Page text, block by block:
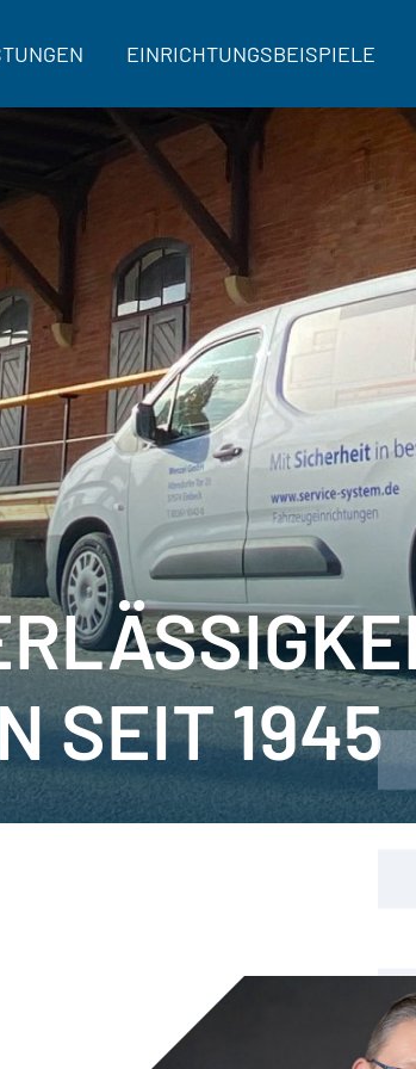
EINRICHTUNGSBEISPIELE
SEIT 1945